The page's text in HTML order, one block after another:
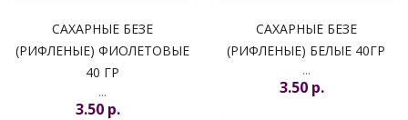
САХАРНЫЕ БЕЗЕ
(РИФЛЕНЫЕ) ФИОЛЕТОВЫЕ
40 ГР
...
3.50 p.
САХАРНЫЕ БЕЗЕ
(РИФЛЕНЫЕ) БЕЛЫЕ 40ГР
...
3.50 p.